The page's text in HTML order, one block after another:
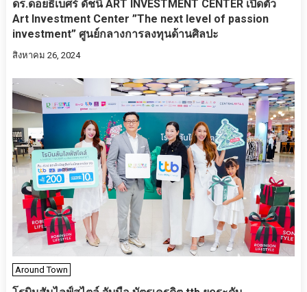
ดร.ดอยธิเบศร์ ดัชนี ART INVESTMENT CENTER เปิดตัว
Art Investment Center ”The next level of passion
investment” ศูนย์กลางการลงทุนด้านศิลปะ
สิงหาคม 26, 2024
Around Town